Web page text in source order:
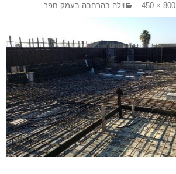
800 × 450 וילה בהרחבה בעמק חפר